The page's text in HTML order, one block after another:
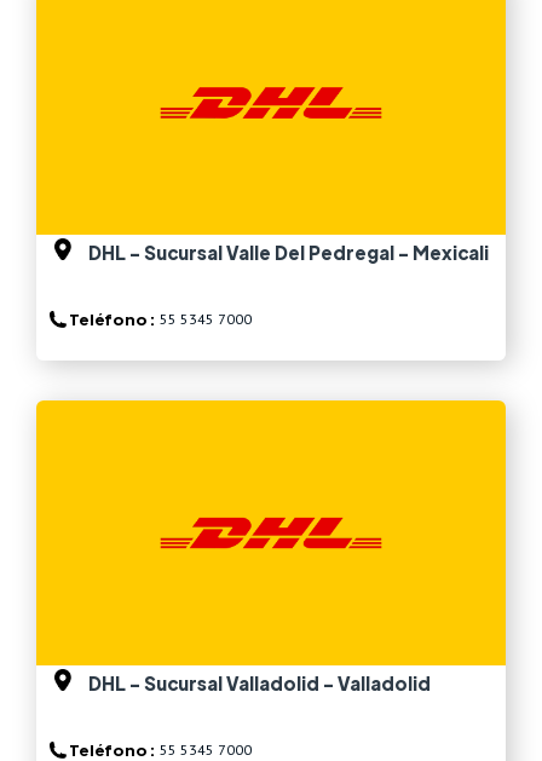
DHL - Sucursal Valle Del Pedregal - Mexicali
Teléfono : 55 5345 7000
DHL - Sucursal Valladolid - Valladolid
Teléfono : 55 5345 7000